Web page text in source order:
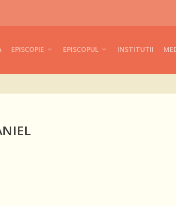
EPISCOPIE EPISCOPUL INSTITUTII